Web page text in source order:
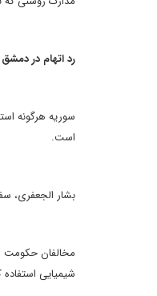
رد اتهام در دمشق
است.
بشار الجعفری،
مخالفان حکومت
شیمیایی